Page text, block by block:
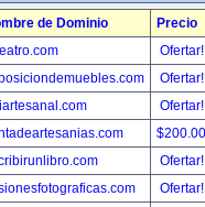
de Dominio
Precio